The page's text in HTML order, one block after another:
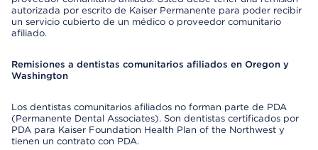
autorizada por escrito de Kaiser Permanente para poder recibir
un servicio cubierto de un médico o proveedor comunitario
afiliado.
Remisiones a dentistas comunitarios afiliados en Oregon y
Washington
Los dentistas comunitarios afiliados no forman parte de PDA
(Permanente Dental Associates). Son dentistas certificados por
PDA para Kaiser Foundation Health Plan of the Northwest y
tienen un contrato con PDA.